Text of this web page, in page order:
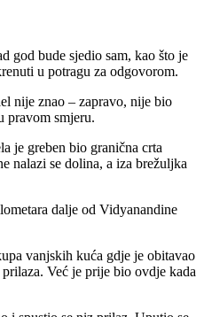
god bude sjedio sam, kao što je
u potragu za odgovorom.
nije znao – zapravo, nije bio
pravom smjeru.
je greben bio granična crta
nalazi se dolina, a iza brežuljka
dalje od Vidyanandine
vanjskih kuća gdje je obitavao
Već je prije bio ovdje kada